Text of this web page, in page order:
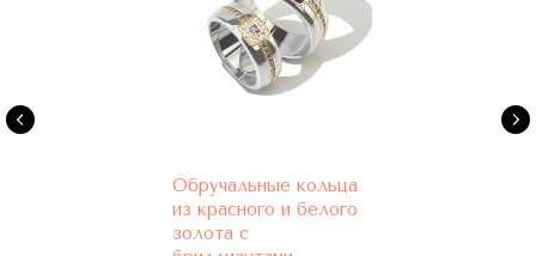
Обручальные кольца
из красного и белого
золота с